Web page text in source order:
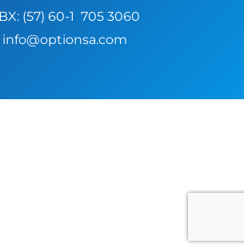
(57) 60-1 705 3060
info@optionsa.com